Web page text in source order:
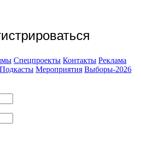
Спецпроекты Контакты Реклама
Подкасты Мероприятия Выборы-2026